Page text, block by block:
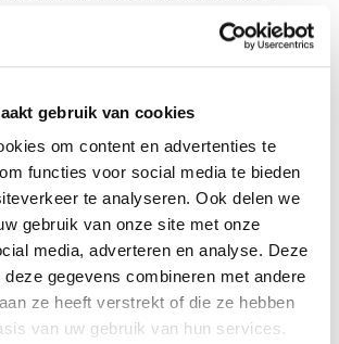
gebruik van cookies
om content en advertenties te
functies voor social media te bieden
te analyseren. Ook delen we
gebruik van onze site met onze
media, adverteren en analyse. Deze
deze gegevens combineren met andere
ze heeft verstrekt of die ze hebben
van uw gebruik van hun services.
actieproduct aan je winkelwagen toevoegt
te doen.
actiecode of promotiecode ontvangen?
het afrekenen, in het daarvoor bestemde veld
gegevens. De korting wordt daarna
in je totaalbedrag.
niet? Controleer dan of de code nog geldig is